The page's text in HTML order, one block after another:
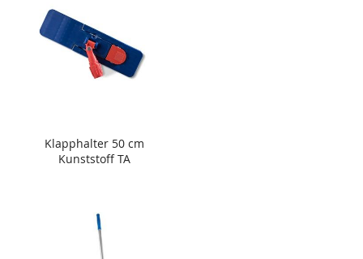
Klapphalter 50 cm
Kunststoff TA